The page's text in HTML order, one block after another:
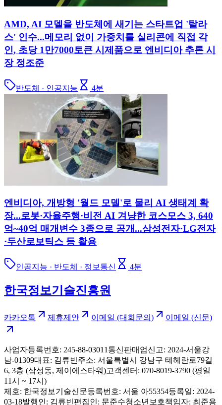
AMD, AI 모델을 반도체에 새기는 스타트업 '탈라
스' 인수...메모리 없이 가중치를 실리콘에 직접 각
인, 초당 1만7000토큰 시제품으로 엔비디아 추론 시
장 정조준
반도체 · 인공지능 4분
엔비디아, 개방형 '월드 모델'로 물리 AI 생태계 확
장...로봇·자율주행·비전 AI 겨냥한 코스모스 3, 640
억~40억 매개변수 3종으로 공개...삼성전자·LG전자
·두산로보틱스 등 활용
인공지능 · 반도체 · 정보통신 4분
한국정보기술진흥원
카카오톡 제휴제안 이메일 (대회문의) 이메일 (신문)
사업자등록번호: 245-88-03011 통신판매업신고: 2024-서울강
남-01309대표: 김류빈주소: 서울특별시 강남구 테헤란로79길
6, 3층 (삼성동, 제이에스타워)고객센터: 070-8019-3790 (평일
11시 ~ 17시)
제호: 한국정보기술신문등록번호: 서울 아55354등록일: 2024-
03-18발행인: 김류빈편집인: 문준수청소년보호책임자: 최준용